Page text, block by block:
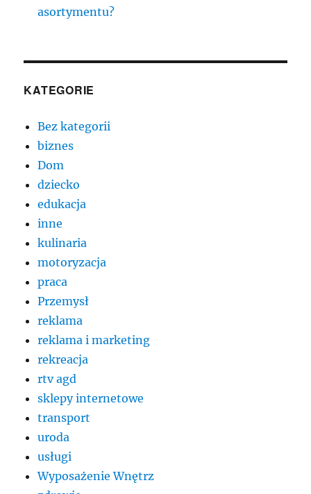
asortymentu?
KATEGORIE
Bez kategorii
biznes
Dom
dziecko
edukacja
inne
kulinaria
motoryzacja
praca
Przemysł
reklama
reklama i marketing
rekreacja
rtv agd
sklepy internetowe
transport
uroda
usługi
Wyposażenie Wnętrz